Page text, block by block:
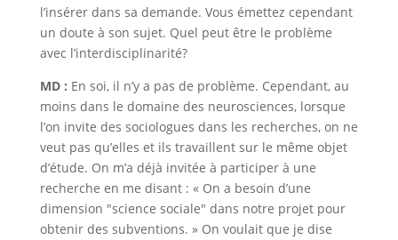
l’insérer dans sa demande. Vous émettez cependant
un doute à son sujet. Quel peut être le problème
avec l’interdisciplinarité?
MD : En soi, il n’y a pas de problème. Cependant, au
moins dans le domaine des neurosciences, lorsque
l’on invite des sociologues dans les recherches, on ne
veut pas qu’elles et ils travaillent sur le même objet
d’étude. On m’a déjà invitée à participer à une
recherche en me disant : « On a besoin d’une
dimension "science sociale" dans notre projet pour
obtenir des subventions. » On voulait que je dise